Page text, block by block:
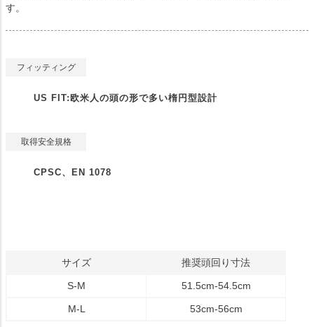
す。
フィッティング
US FIT:欧米人の頭の形で多い楕円型設計
取得安全規格
CPSC、EN 1078
サイズ 推奨頭回り寸法
S-M 51.5cm-54.5cm
M-L 53cm-56cm